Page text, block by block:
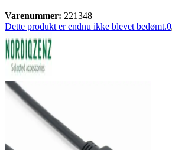
Varenummer: 221348
Dette produkt er endnu ikke blevet bedømt.0